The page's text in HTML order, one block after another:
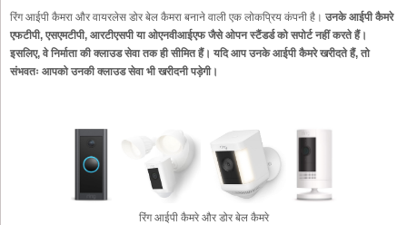
रिंग आईपी कैमरा और वायरलेस डोर बेल कैमरा बनाने वाली एक लोकप्रिय कंपनी है। उनके आईपी कैमरे
एफटीपी, एसएमटीपी, आरटीएसपी या ओएनवीआईएफ जैसे ओपन स्टैंडर्ड को सपोर्ट नहीं करते हैं।
इसलिए, वे निर्माता की क्लाउड सेवा तक ही सीमित हैं। यदि आप उनके आईपी कैमरे खरीदते हैं, तो
संभवतः आपको उनकी क्लाउड सेवा भी खरीदनी पड़ेगी।
रिंग आईपी कैमरे और डोर बेल कैमरे